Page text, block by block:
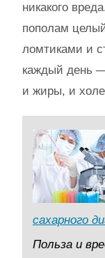
никакого
пополам
ломтиками и
каждый день —
и жиры, и
сахарного
Польза и